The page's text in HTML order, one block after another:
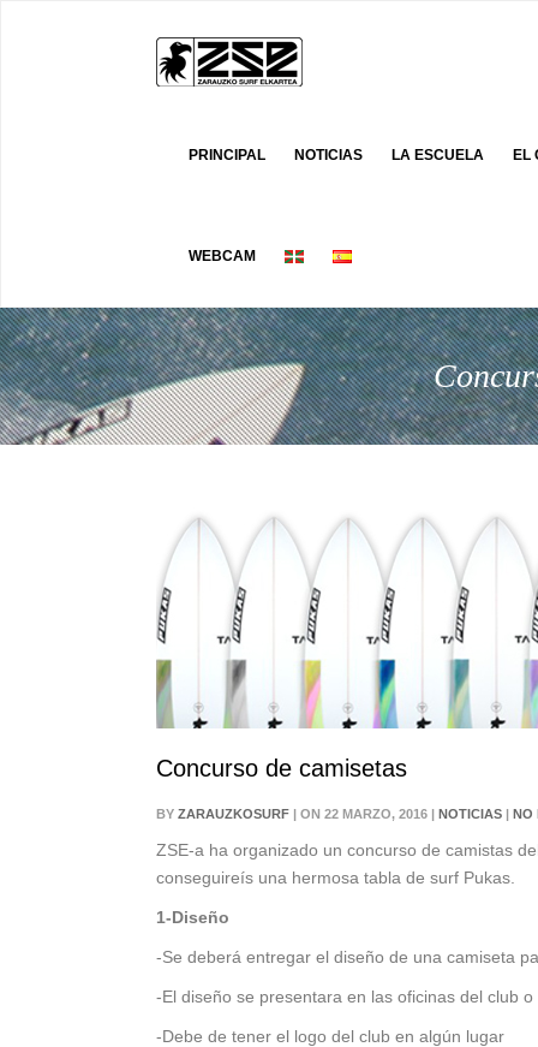
PRINCIPAL NOTICIAS LA ESCUELA EL
WEBCAM
Concurso de camisetas
BY ZARAUZKOSURF | ON 22 MARZO, 2016 | NOTICIAS | NO
ZSE-a ha organizado un concurso de camistas
conseguireís una hermosa tabla de surf Pukas.
1-Diseño
-Se deberá entregar el diseño de una camiseta
-El diseño se presentara en las oficinas del club
-Debe de tener el logo del club en algún lugar